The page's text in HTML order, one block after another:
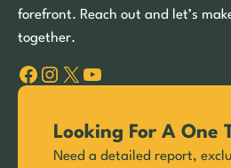
forefront. Reach out and let’s
together.
Facebook Instagram X YouTube
Looking For A One
Need a detailed report,